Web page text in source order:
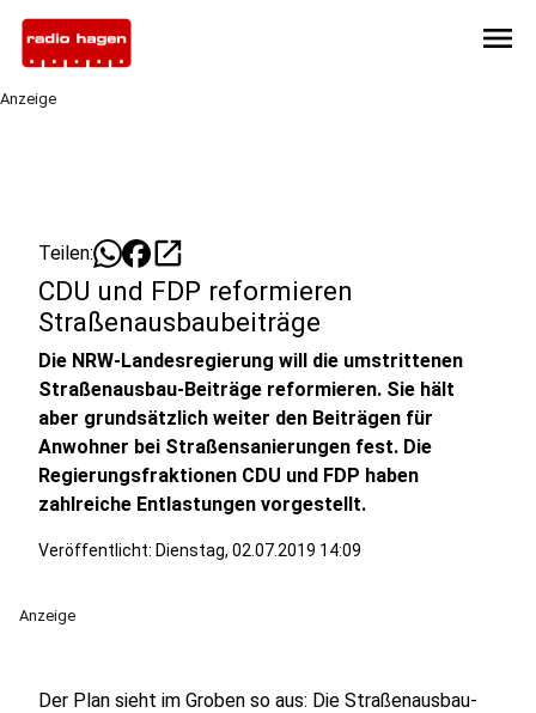
menu
Anzeige
Teilen: open_in_new
CDU und FDP reformieren
Straßenausbaubeiträge
Die NRW-Landesregierung will die umstrittenen
Straßenausbau-Beiträge reformieren. Sie hält
aber grundsätzlich weiter den Beiträgen für
Anwohner bei Straßensanierungen fest. Die
Regierungsfraktionen CDU und FDP haben
zahlreiche Entlastungen vorgestellt.
Veröffentlicht: Dienstag, 02.07.2019 14:09
Anzeige
Der Plan sieht im Groben so aus: Die Straßenausbau-